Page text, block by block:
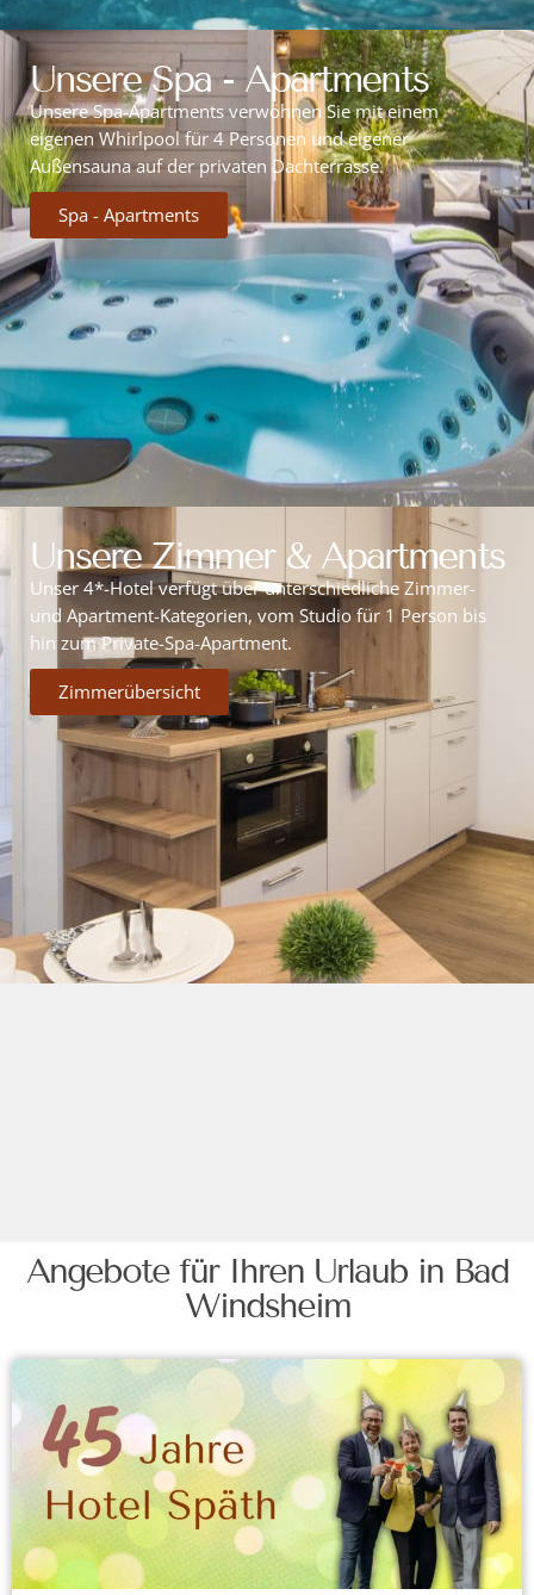
Unsere Spa - Apartments
Unsere Spa-Apartments verwöhnen Sie mit einem
eigenen Whirlpool für 4 Personen und eigener
Außensauna auf der privaten Dachterrasse.
Spa - Apartments
Unsere Zimmer & Apartments
Unser 4*-Hotel verfügt über unterschiedliche Zimmer-
und Apartment-Kategorien, vom Studio für 1 Person bis
hin zum Private-Spa-Apartment.
Zimmerübersicht
Angebote für Ihren Urlaub in Bad
Windsheim